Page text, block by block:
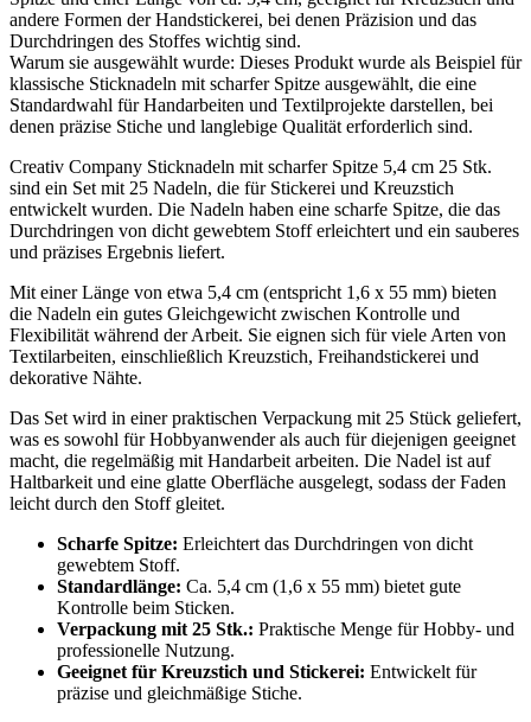
andere Formen der Handstickerei, bei denen Präzision und das
Durchdringen des Stoffes wichtig sind.
Warum sie ausgewählt wurde: Dieses Produkt wurde als Beispiel für
klassische Sticknadeln mit scharfer Spitze ausgewählt, die eine
Standardwahl für Handarbeiten und Textilprojekte darstellen, bei
denen präzise Stiche und langlebige Qualität erforderlich sind.
Creativ Company Sticknadeln mit scharfer Spitze 5,4 cm 25 Stk.
sind ein Set mit 25 Nadeln, die für Stickerei und Kreuzstich
entwickelt wurden. Die Nadeln haben eine scharfe Spitze, die das
Durchdringen von dicht gewebtem Stoff erleichtert und ein sauberes
und präzises Ergebnis liefert.
Mit einer Länge von etwa 5,4 cm (entspricht 1,6 x 55 mm) bieten
die Nadeln ein gutes Gleichgewicht zwischen Kontrolle und
Flexibilität während der Arbeit. Sie eignen sich für viele Arten von
Textilarbeiten, einschließlich Kreuzstich, Freihandstickerei und
dekorative Nähte.
Das Set wird in einer praktischen Verpackung mit 25 Stück geliefert,
was es sowohl für Hobbyanwender als auch für diejenigen geeignet
macht, die regelmäßig mit Handarbeit arbeiten. Die Nadel ist auf
Haltbarkeit und eine glatte Oberfläche ausgelegt, sodass der Faden
leicht durch den Stoff gleitet.
Scharfe Spitze: Erleichtert das Durchdringen von dicht
gewebtem Stoff.
Standardlänge: Ca. 5,4 cm (1,6 x 55 mm) bietet gute
Kontrolle beim Sticken.
Verpackung mit 25 Stk.: Praktische Menge für Hobby- und
professionelle Nutzung.
Geeignet für Kreuzstich und Stickerei: Entwickelt für
präzise und gleichmäßige Stiche.